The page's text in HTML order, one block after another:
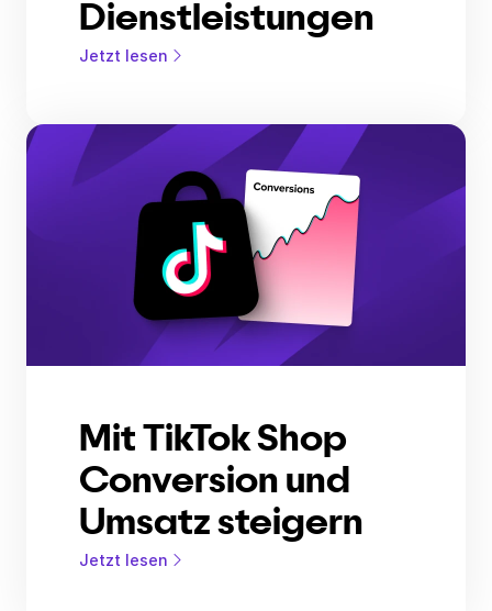
Dienstleistungen
Jetzt lesen
Mit TikTok Shop
Conversion und
Umsatz steigern
Jetzt lesen